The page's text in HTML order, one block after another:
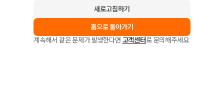
새로고침하기
홈으로 돌아가기
계속해서 같은 문제가 발생한다면 고객센터로 문의해주세요.